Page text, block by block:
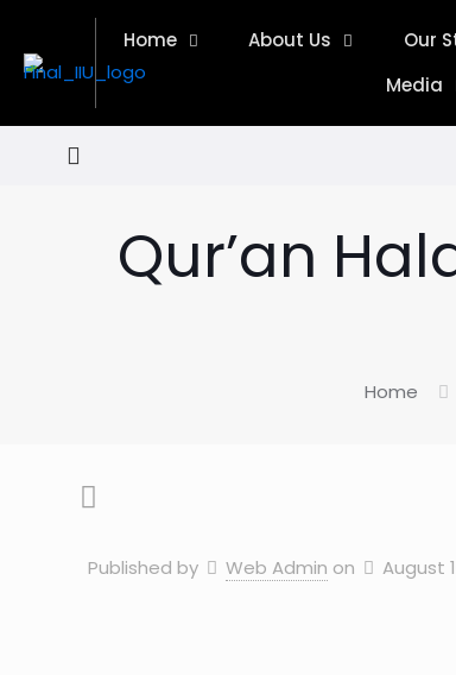
Home About Us Our
Media
Qur’an
Home
Published by Web Admin on August